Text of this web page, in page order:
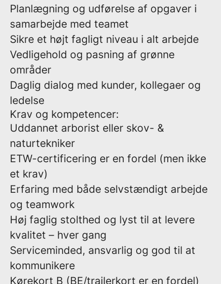
Planlægning og udførelse af opgaver i
samarbejde med teamet
Sikre et højt fagligt niveau i alt arbejde
Vedligehold og pasning af grønne
områder
Daglig dialog med kunder, kollegaer og
ledelse
Krav og kompetencer:
Uddannet arborist eller skov- &
naturtekniker
ETW-certificering er en fordel (men ikke
et krav)
Erfaring med både selvstændigt arbejde
og teamwork
Høj faglig stolthed og lyst til at levere
kvalitet – hver gang
Serviceminded, ansvarlig og god til at
kommunikere
Kørekort B (BE/trailerkort er en fordel)